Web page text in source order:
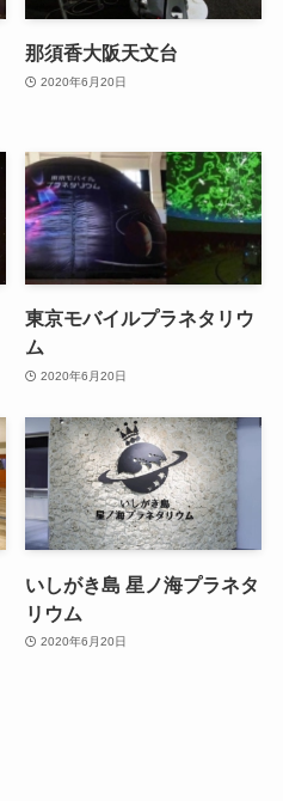
那須香大阪天文台
2020年6月20日
東京モバイルプラネタリウ
ム
2020年6月20日
いしがき島 星ノ海プラネタ
リウム
2020年6月20日